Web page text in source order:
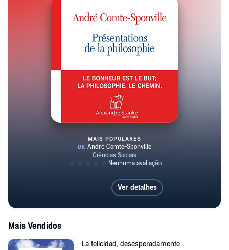
Présentation de la philosophie
MAIS POPULARES
Ver detalhes
Mais Vendidos
La felicidad, desesperadamente